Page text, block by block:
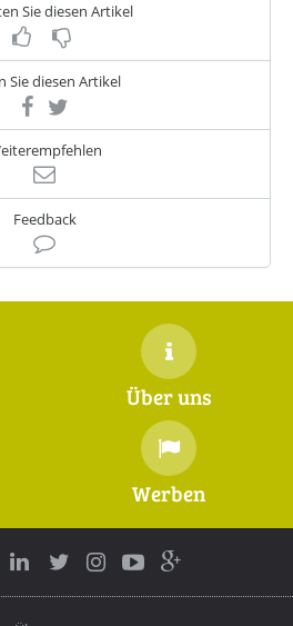
Sie diesen Artikel
Sie diesen Artikel
Feedback
Über uns
Werben